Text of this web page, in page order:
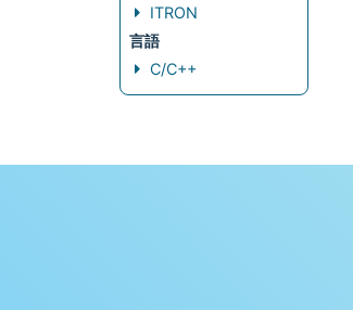
ITRON
言語
C/C++